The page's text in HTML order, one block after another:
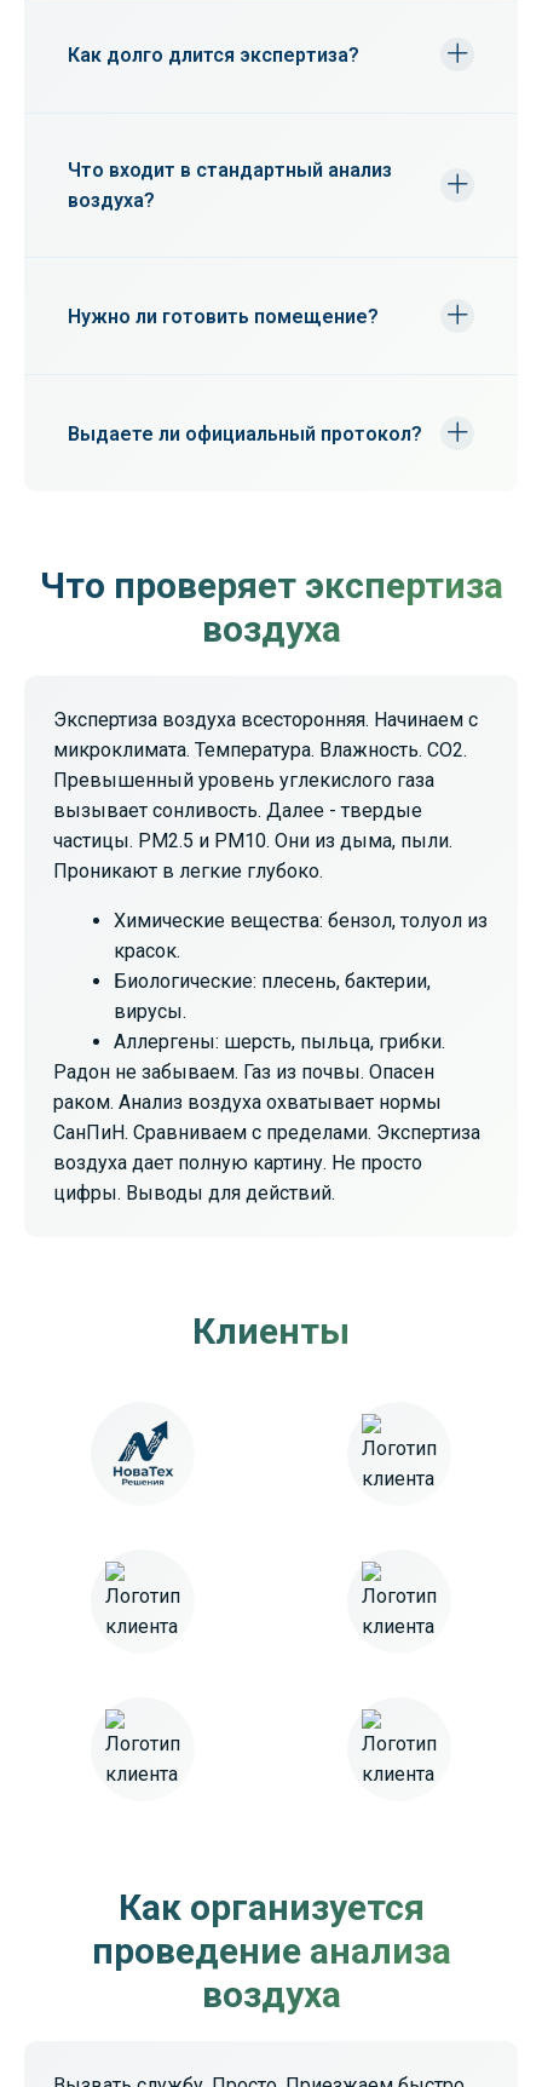
осмотра.
Как долго длится экспертиза?
рекомендациями.
Что входит в стандартный анализ
воздуха?
Нужно ли готовить помещение?
Выдаете ли официальный протокол?
Что проверяет экспертиза
воздуха
Экспертиза воздуха всесторонняя. Начинаем с
микроклимата. Температура. Влажность. CO2.
Превышенный уровень углекислого газа
вызывает сонливость. Далее - твердые
частицы. PM2.5 и PM10. Они из дыма, пыли.
Проникают в легкие глубоко.
Химические вещества: бензол, толуол из
красок.
Биологические: плесень, бактерии,
вирусы.
Аллергены: шерсть, пыльца, грибки.
Радон не забываем. Газ из почвы. Опасен
раком. Анализ воздуха охватывает нормы
СанПиН. Сравниваем с пределами. Экспертиза
воздуха дает полную картину. Не просто
цифры. Выводы для действий.
Клиенты
Как организуется
проведение анализа
воздуха